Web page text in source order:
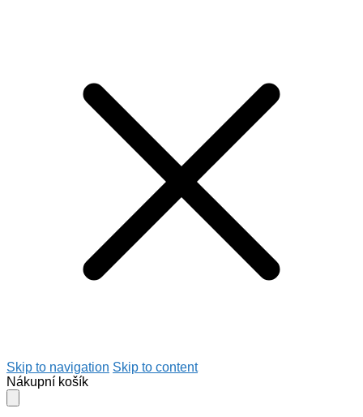
Skip to navigation Skip to content
Nákupní košík